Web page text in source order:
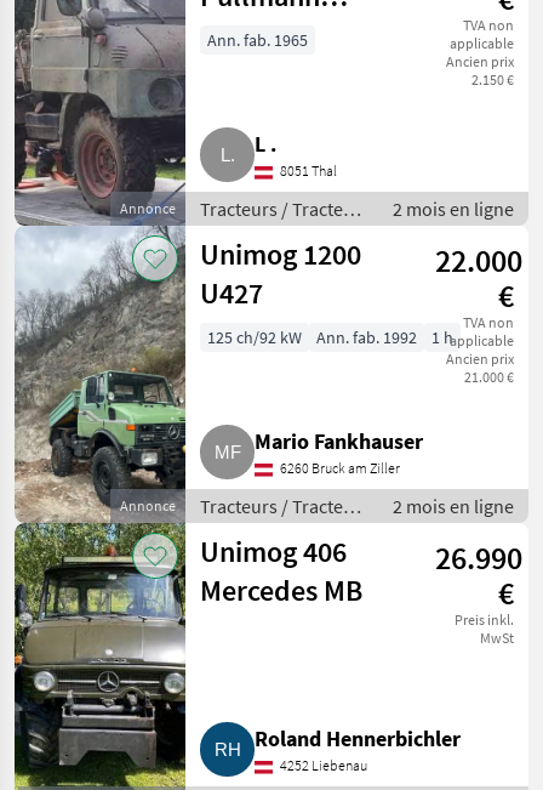
Annonce
Unimog 411
TVA non
applicable
Ancien prix
2.150 €
Ann. fab. 1965
L .
8051 Thal
Tracteurs / Tracteurs
agricoles
2 mois en ligne
Annonce
Unimog 1200
U427
22.000
€
TVA non
applicable
Ancien prix
21.000 €
125 ch/92 kW Ann. fab. 1992 1 h
Mario Fankhauser
6260 Bruck am Ziller
Tracteurs / Tracteurs
agricoles
2 mois en ligne
Unimog 406
Mercedes MB
26.990
€
Preis inkl.
MwSt
Roland Hennerbichler
4252 Liebenau